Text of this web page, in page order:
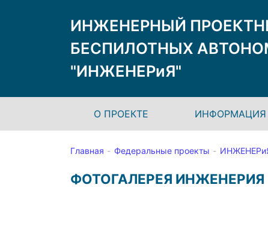
ИНЖЕНЕРНЫЙ
БЕСПИЛОТНЫХ
"ИНЖЕНЕРиЯ"
О ПРОЕКТЕ ИНФОРМАЦИЯ
Главная Федеральные проекты
ФОТОГАЛЕРЕЯ ИНЖЕНЕРИЯ